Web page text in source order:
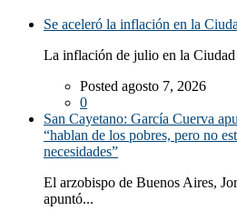
Se aceleró la inflación en la
La inflación de julio en la
Posted agosto 7, 2026
0
San Cayetano: García Cuerva
“hablan de los pobres, pero no
necesidades”
El arzobispo de Buenos Aires,
apuntó...